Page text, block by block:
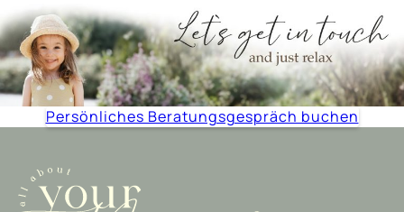
Persönliches Beratungsgespräch buchen